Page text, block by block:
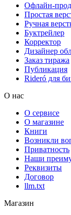
Офлайн-
Простая
Ручная
Буктрейлер
Корректор
Дизайнер
Заказ тиража
Публикация
Rideró для
О нас
О сервисе
О магазине
Книги
Возникли
Приватность
Наши
Реквизиты
Договор
llm.txt
Магазин